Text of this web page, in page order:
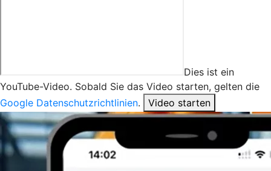
Dies ist ein
YouTube-Video. Sobald Sie das Video starten, gelten die
Google Datenschutzrichtlinien. Video starten